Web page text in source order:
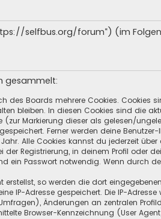
selfbus.org/forum“) (im
gesammelt:
des Boards mehrere Cookies.
bleiben. In diesen Cookies sind die
Markierung dieser als gelesen/
Ferner werden deine
Alle Cookies kannst du jederzeit über
der Registrierung, in deinem Profil oder
ein Passwort notwendig. Wenn durch
so werden die dort
IP-Adresse gespeichert. Die IP-
Änderungen an zentralen
Browser-Kennzeichnung (User